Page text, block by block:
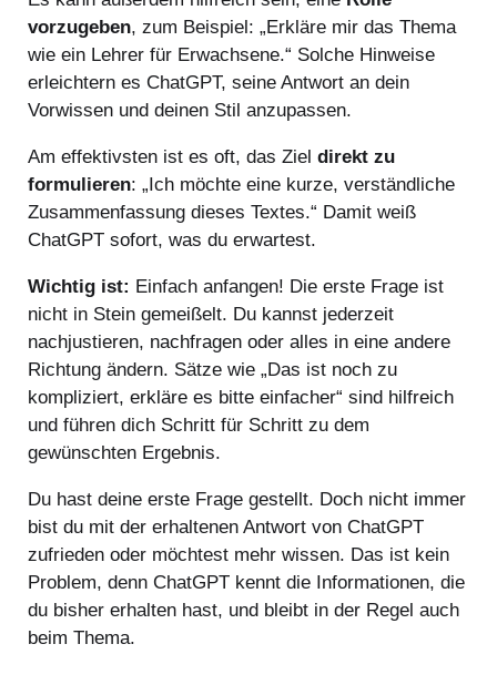
vorzugeben, zum Beispiel: „Erkläre mir das Thema
wie ein Lehrer für Erwachsene.“ Solche Hinweise
erleichtern es ChatGPT, seine Antwort an dein
Vorwissen und deinen Stil anzupassen.
Am effektivsten ist es oft, das Ziel direkt zu
formulieren: „Ich möchte eine kurze, verständliche
Zusammenfassung dieses Textes.“ Damit weiß
ChatGPT sofort, was du erwartest.
Wichtig ist: Einfach anfangen! Die erste Frage ist
nicht in Stein gemeißelt. Du kannst jederzeit
nachjustieren, nachfragen oder alles in eine andere
Richtung ändern. Sätze wie „Das ist noch zu
kompliziert, erkläre es bitte einfacher“ sind hilfreich
und führen dich Schritt für Schritt zu dem
gewünschten Ergebnis.
Du hast deine erste Frage gestellt. Doch nicht immer
bist du mit der erhaltenen Antwort von ChatGPT
zufrieden oder möchtest mehr wissen. Das ist kein
Problem, denn ChatGPT kennt die Informationen, die
du bisher erhalten hast, und bleibt in der Regel auch
beim Thema.